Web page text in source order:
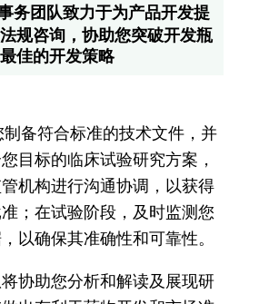
务团队致力于为产品开发提
规咨询，协助您突破开发瓶
佳的开发策略
备符合标准的技术文件，并
目标的临床试验研究方案，
机构进行沟通协调，以获得
；在试验阶段，及时监测您
以确保其准确性和可靠性。
协助您分析和解读及展现研